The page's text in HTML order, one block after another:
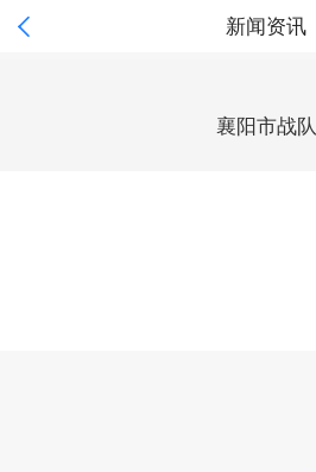
 新闻资讯
襄阳市战队